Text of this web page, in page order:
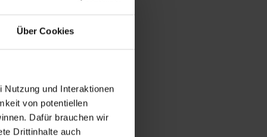
Über Cookies
Nutzung und Interaktionen
von potentiellen
Dafür brauchen wir
Drittinhalte auch